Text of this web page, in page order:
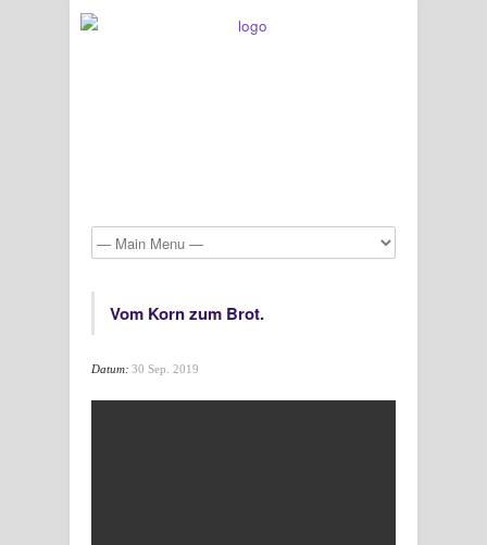
Vom Korn zum Brot.
Datum: 30 Sep. 2019